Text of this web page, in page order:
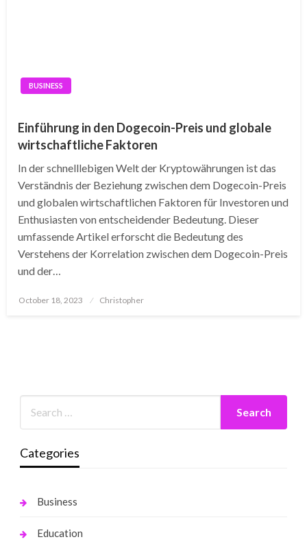
BUSINESS
Einführung in den Dogecoin-Preis und globale
wirtschaftliche Faktoren
In der schnelllebigen Welt der Kryptowährungen ist das
Verständnis der Beziehung zwischen dem Dogecoin-Preis
und globalen wirtschaftlichen Faktoren für Investoren und
Enthusiasten von entscheidender Bedeutung. Dieser
umfassende Artikel erforscht die Bedeutung des
Verstehens der Korrelation zwischen dem Dogecoin-Preis
und der…
Posted
October 18, 2023 Christopher
Categories
Business
Education